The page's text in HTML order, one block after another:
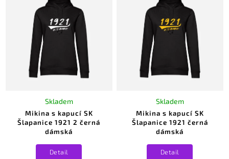
Abecedně
Mikina s kapucí SK
Šlapanice 1921 2 černá
dámská
Skladem
Detail
Mikina s kapucí SK
Šlapanice 1921 černá
dámská
Skladem
Detail